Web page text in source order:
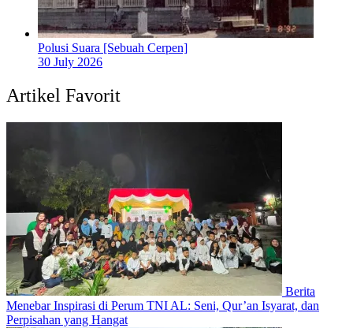
Polusi Suara [Sebuah Cerpen]
30 July 2026
Artikel Favorit
Berita
Menebar Inspirasi di Perum TNI AL: Seni, Qur’an Isyarat, dan
Perpisahan yang Hangat